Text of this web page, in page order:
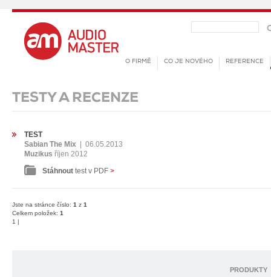
TESTY A RECENZE
TEST
Sabian The Mix
06.05.2013
Muzikus říjen 2012
Stáhnout test v PDF >
Jste na stránce číslo: 1 z 1
Celkem položek: 1
1 |
REFERENCE
CO JE NOVÉHO
O FIRMĚ
PRODUKTY